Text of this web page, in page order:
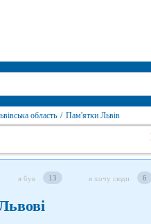
область / Пам'ятки Львів
я був 13 я хочу сюди 6